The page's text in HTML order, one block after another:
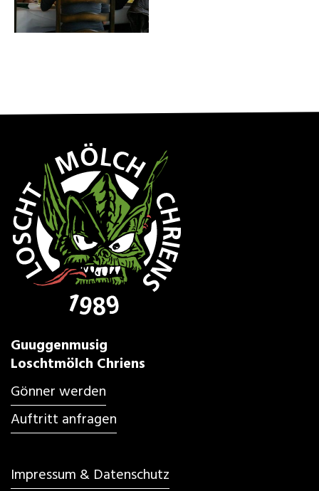
Guuggenmusig
Loschtmölch Chriens
Gönner werden
Auftritt anfragen
Impressum & Datenschutz